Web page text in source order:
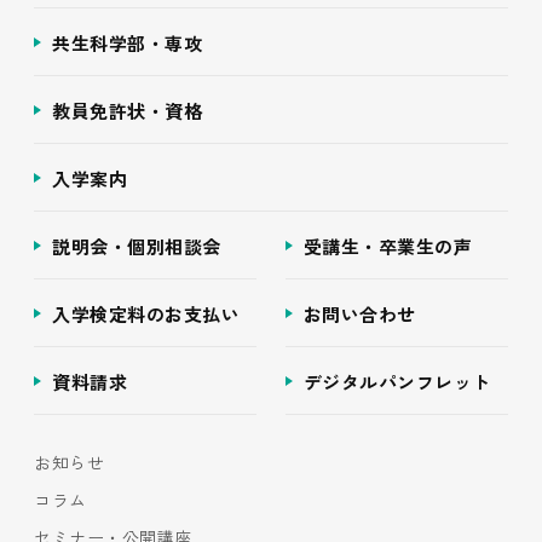
共生科学部・専攻
教員免許状・資格
入学案内
説明会・個別相談会 受講生・卒業生の声
入学検定料のお支払い お問い合わせ
資料請求 デジタルパンフレット
お知らせ
コラム
セミナー・公開講座